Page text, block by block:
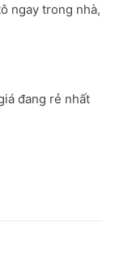
ngay trong nhà,
đang rẻ nhất